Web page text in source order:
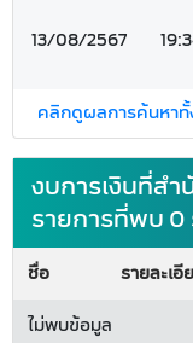
13/08/2567
คลิกดูผลการค้นหา
งบการเงินที่สำ
รายการที่พบ 0
ชื่อ รายละเอี
ไม่พบข้อมูล